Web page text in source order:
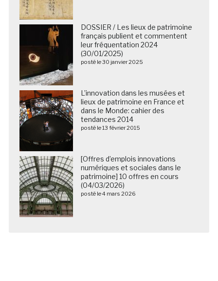
DOSSIER / Les lieux de patrimoine
français publient et commentent
leur fréquentation 2024
(30/01/2025)
posté le 30 janvier 2025
L’innovation dans les musées et
lieux de patrimoine en France et
dans le Monde: cahier des
tendances 2014
posté le 13 février 2015
[Offres d’emplois innovations
numériques et sociales dans le
patrimoine] 10 offres en cours
(04/03/2026)
posté le 4 mars 2026